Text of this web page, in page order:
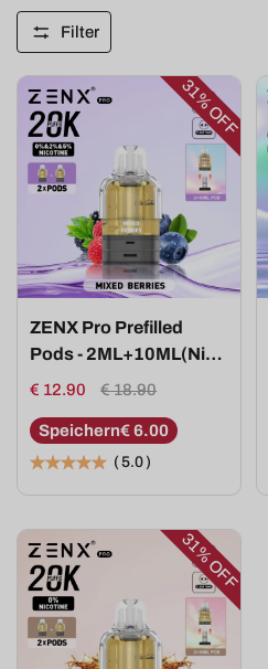
Filter
31%
OFF
ZENX Pro Prefilled
Pods - 2ML+10ML(Nic
5/2/0%)
€ 12.90 € 18.90
Speichern€ 6.00
( 5.0 )
31%
OFF